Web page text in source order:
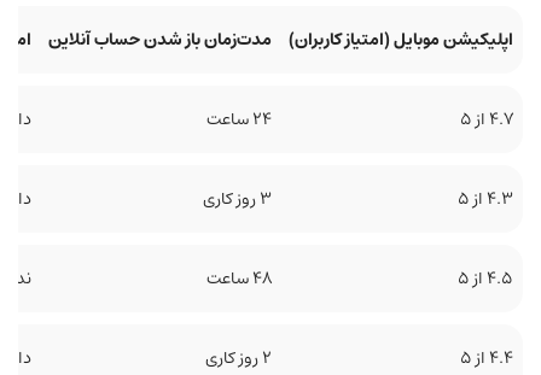
اپلیکیشن موبایل (امتیاز کاربران) مدت‌زمان باز شدن حساب آنلاین
۴.۷ از ۵ ۲۴ ساعت دارد
۴.۳ از ۵ ۳ روز کاری دارد
۴.۵ از ۵ ۴۸ ساعت
۴.۴ از ۵ ۲ روز کاری دارد